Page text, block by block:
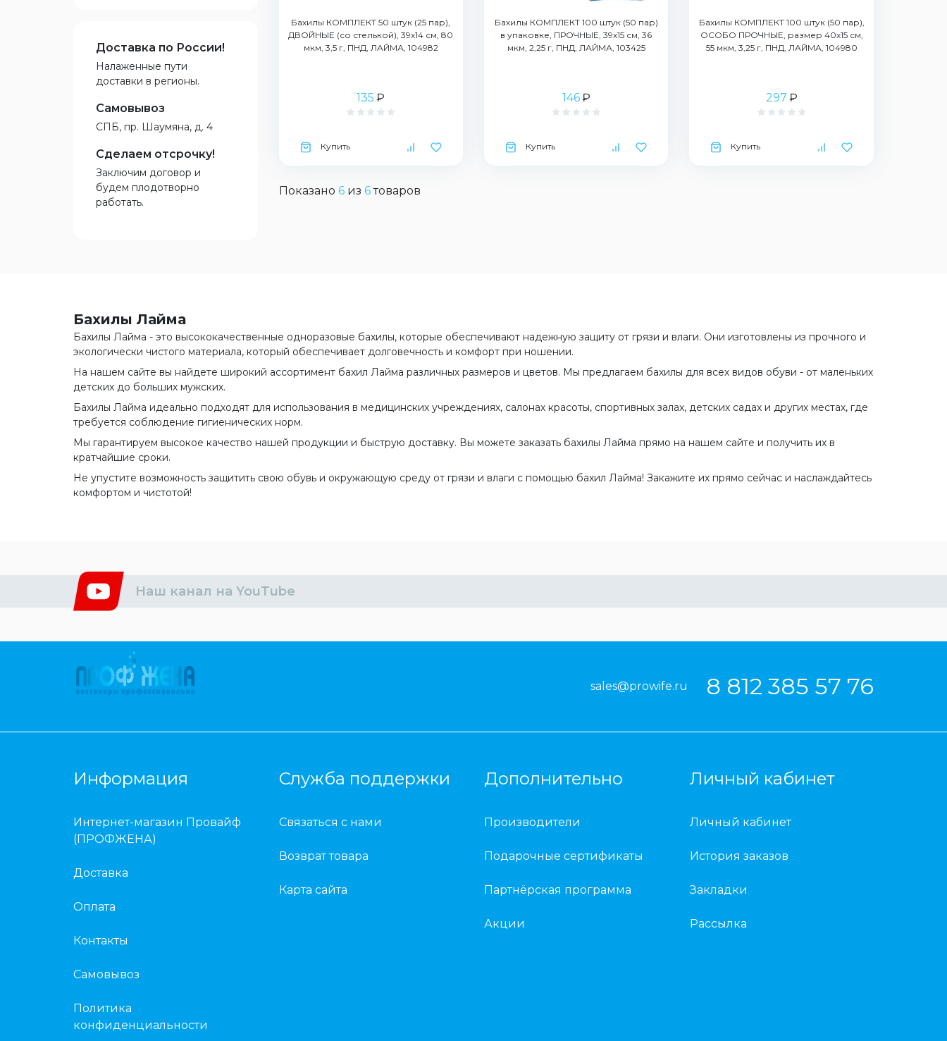
Доставка по России!
Налаженные пути
доставки в регионы.
Самовывоз
СПБ, пр. Шаумяна, д. 4
Сделаем отсрочку!
Заключим договор и
будем плодотворно
работать.
Бахилы КОМПЛЕКТ 50 штук (25 пар),
ДВОЙНЫЕ (со стелькой), 39х14 см, 80
мкм, 3,5 г, ПНД, ЛАЙМА, 104982
135 ₽
Купить
Бахилы КОМПЛЕКТ 100 штук (50 пар)
в упаковке, ПРОЧНЫЕ, 39х15 см, 36
мкм, 2,25 г, ПНД, ЛАЙМА, 103425
146₽
Купить
Бахилы КОМПЛЕКТ 100 штук (50 пар),
ОСОБО ПРОЧНЫЕ, размер 40х15 см,
55 мкм, 3,25 г, ПНД, ЛАЙМА, 104980
297 ₽
Купить
Показано 6из 6товаров
Бахилы Лайма
Бахилы Лайма - это высококачественные одноразовые бахилы, которые обеспечивают надежную защиту от грязи и влаги. Они изготовлены из прочного и
экологически чистого материала, который обеспечивает долговечность и комфорт при ношении.
На нашем сайте вы найдете широкий ассортимент бахил Лайма различных размеров и цветов. Мы предлагаем бахилы для всех видов обуви - от маленьких
детских до больших мужских.
Бахилы Лайма идеально подходят для использования в медицинских учреждениях, салонах красоты, спортивных залах, детских садах и других местах, где
требуется соблюдение гигиенических норм.
Мы гарантируем высокое качество нашей продукции и быструю доставку. Вы можете заказать бахилы Лайма прямо на нашем сайте и получить их в
кратчайшие сроки.
Не упустите возможность защитить свою обувь и окружающую среду от грязи и влаги с помощью бахил Лайма! Закажите их прямо сейчас и наслаждайтесь
комфортом и чистотой!
Наш канал на YouTube
sales@prowife.ru 8 812 385 57 76
Информация
Интернет-магазин Провайф
(ПРОФЖЕНА)
Доставка
Оплата
Контакты
Самовывоз
Политика
конфиденциальности
Служба поддержки
Связаться с нами
Возврат товара
Карта сайта
Дополнительно
Производители
Подарочные сертификаты
Партнёрская программа
Акции
Личный кабинет
Личный кабинет
История заказов
Закладки
Рассылка